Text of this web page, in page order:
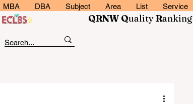
MBA DBA Subject Area List Service
QRNW QualityRanking